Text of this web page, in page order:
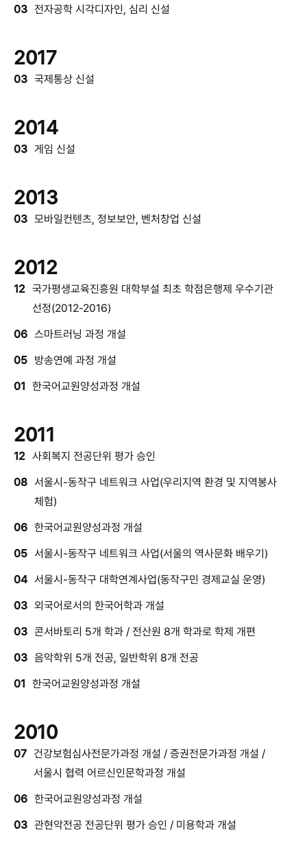
03 전자공학 시각디자인, 심리 신설
2017
03 국제통상 신설
2014
03 게임 신설
2013
03 모바일컨텐츠, 정보보안, 벤처창업 신설
2012
12 국가평생교육진흥원 대학부설 최초 학점은행제 우수기관
선정(2012-2016)
06 스마트러닝 과정 개설
05 방송연예 과정 개설
01 한국어교원양성과정 개설
2011
12 사회복지 전공단위 평가 승인
08 서울시-동작구 네트워크 사업(우리지역 환경 및 지역봉사
체험)
06 한국어교원양성과정 개설
05 서울시-동작구 네트워크 사업(서울의 역사문화 배우기)
04 서울시-동작구 대학연계사업(동작구민 경제교실 운영)
03 외국어로서의 한국어학과 개설
03 콘서바토리 5개 학과 / 전산원 8개 학과로 학제 개편
03 음악학위 5개 전공, 일반학위 8개 전공
01 한국어교원양성과정 개설
2010
07 건강보험심사전문가과정 개설 / 증권전문가과정 개설 /
서울시 협력 어르신인문학과정 개설
06 한국어교원양성과정 개설
03 관현악전공 전공단위 평가 승인 / 미용학과 개설